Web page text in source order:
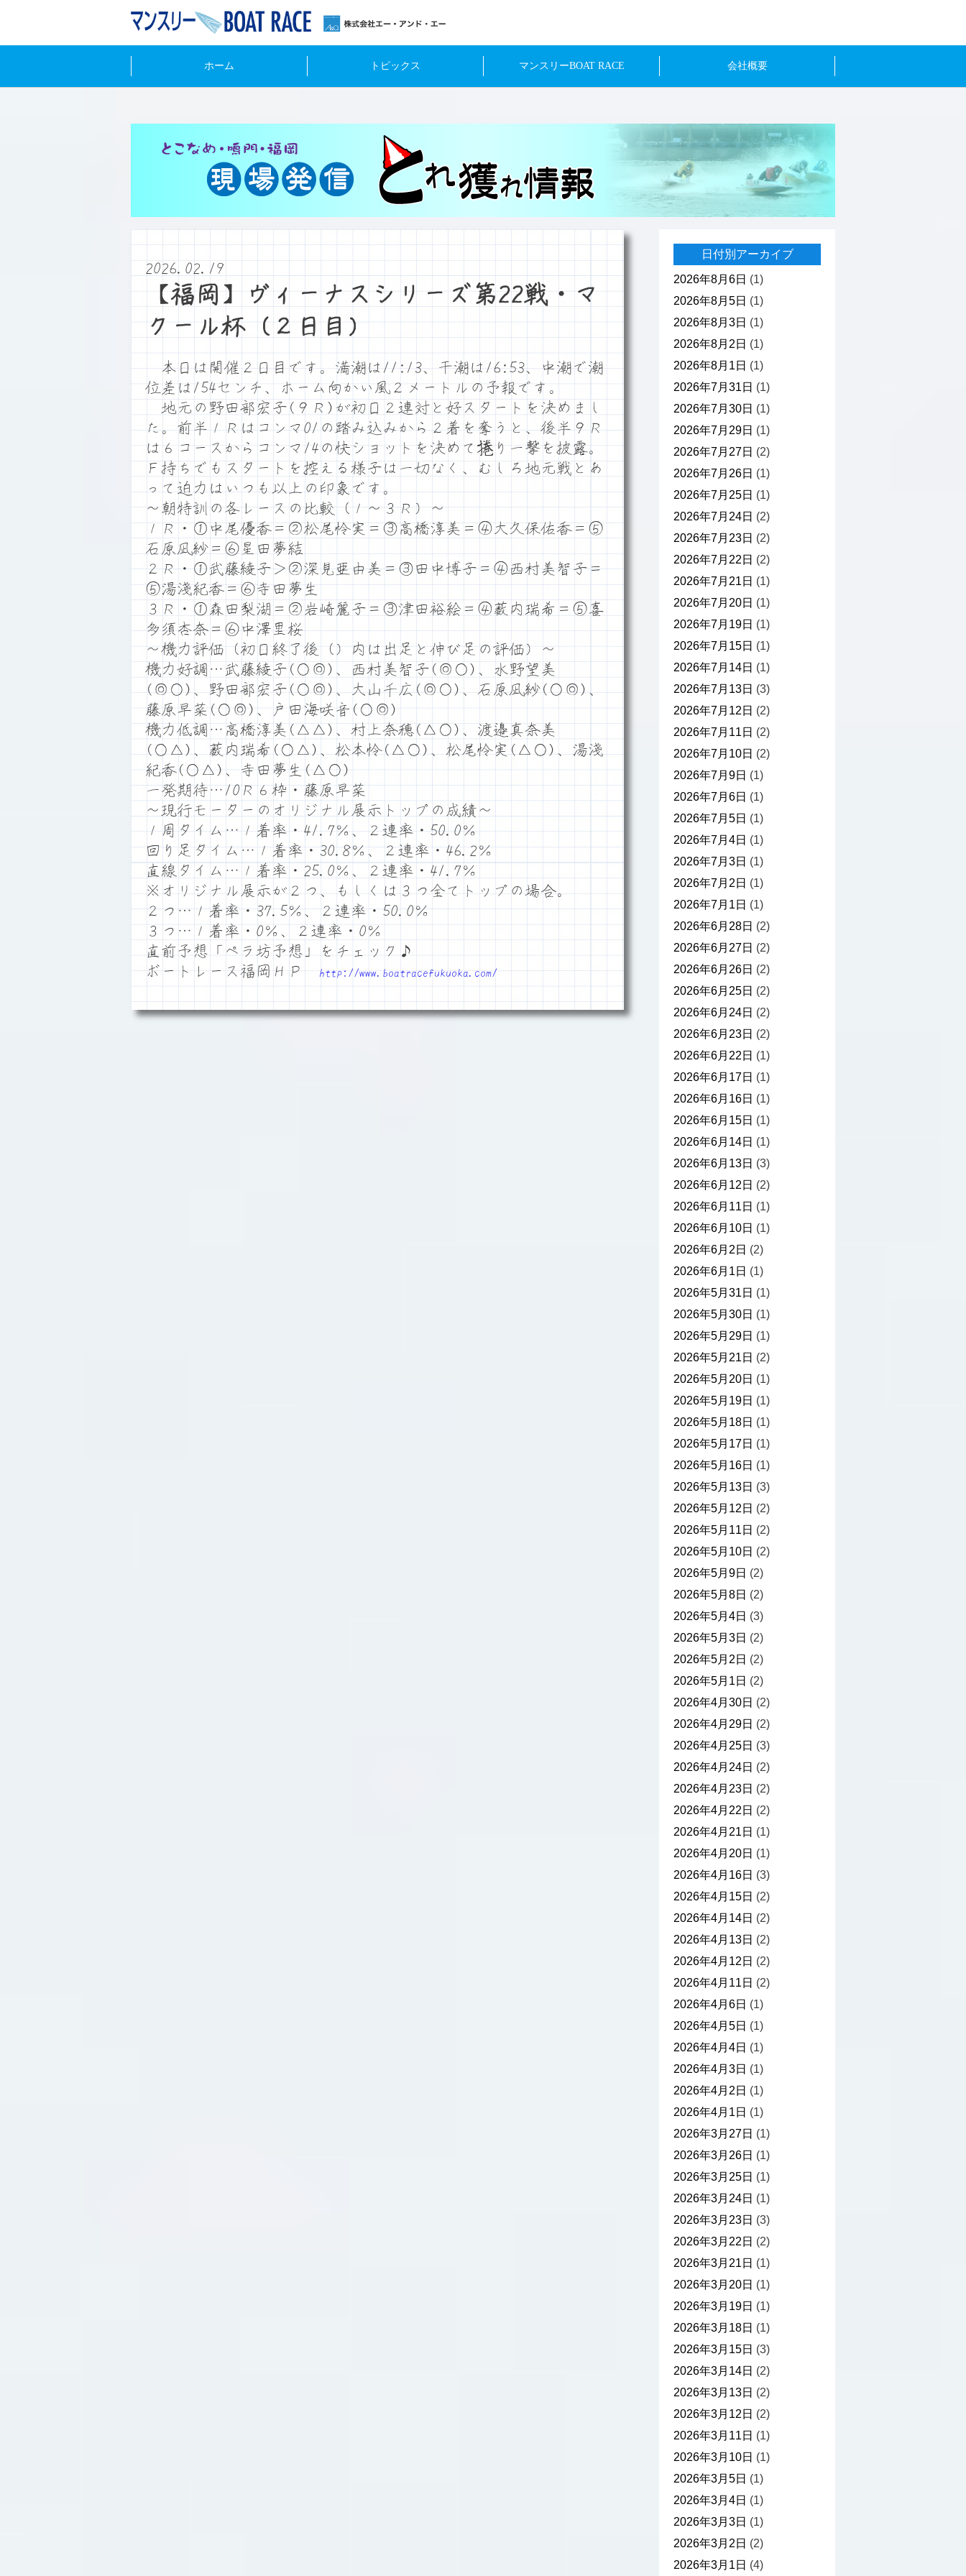
ホーム トピックス マンスリーBOAT RACE 会社概要
2026.02.19
【福岡】ヴィーナスシリーズ第22戦・マ
クール杯（２日目）
本日は開催２日目です。満潮は11:13、干潮は16:53、中潮で潮
位差は154センチ、ホーム向かい風２メートルの予報です。
地元の野田部宏子(９Ｒ)が初日２連対と好スタートを決めまし
た。前半１Ｒはコンマ01の踏み込みから２着を奪うと、後半９Ｒ
は６コースからコンマ14の快ショットを決めて捲り一撃を披露。
Ｆ持ちでもスタートを控える様子は一切なく、むしろ地元戦とあ
って迫力はいつも以上の印象です。
～朝特訓の各レースの比較（１～３Ｒ）～
１Ｒ・①中尾優香＝②松尾怜実＝③高橋淳美＝④大久保佑香＝⑤
石原凪紗＝⑥星田夢結
２Ｒ・①武藤綾子＞②深見亜由美＝③田中博子＝④西村美智子＝
⑤湯淺紀香＝⑥寺田夢生
３Ｒ・①森田梨湖＝②岩崎麗子＝③津田裕絵＝④薮内瑞希＝⑤喜
多須杏奈＝⑥中澤里桜
～機力評価（初日終了後（）内は出足と伸び足の評価）～
機力好調…武藤綾子(○◎)、西村美智子(◎○)、水野望美
(◎○)、野田部宏子(○◎)、大山千広(◎○)、石原凪紗(○◎)、
藤原早菜(○◎)、戸田海咲音(○◎)
機力低調…高橋淳美(△△)、村上奈穂(△○)、渡邉真奈美
(○△)、薮内瑞希(○△)、松本怜(△○)、松尾怜実(△○)、湯淺
紀香(○△)、寺田夢生(△○)
一発期待…10Ｒ６枠・藤原早菜
～現行モーターのオリジナル展示トップの成績～
１周タイム…１着率・41.7％、２連率・50.0％
回り足タイム…１着率・30.8％、２連率・46.2％
直線タイム…１着率・25.0％、２連率・41.7％
※オリジナル展示が２つ、もしくは３つ全てトップの場合。
２つ…１着率・37.5％、２連率・50.0％
３つ…１着率・0％、２連率・0％
直前予想「ペラ坊予想」をチェック♪
ボートレース福岡ＨＰ
http://www.boatracefukuoka.com/
日付別アーカイブ
2026年8月6日 (1)
2026年8月5日 (1)
2026年8月3日 (1)
2026年8月2日 (1)
2026年8月1日 (1)
2026年7月31日 (1)
2026年7月30日 (1)
2026年7月29日 (1)
2026年7月27日 (2)
2026年7月26日 (1)
2026年7月25日 (1)
2026年7月24日 (2)
2026年7月23日 (2)
2026年7月22日 (2)
2026年7月21日 (1)
2026年7月20日 (1)
2026年7月19日 (1)
2026年7月15日 (1)
2026年7月14日 (1)
2026年7月13日 (3)
2026年7月12日 (2)
2026年7月11日 (2)
2026年7月10日 (2)
2026年7月9日 (1)
2026年7月6日 (1)
2026年7月5日 (1)
2026年7月4日 (1)
2026年7月3日 (1)
2026年7月2日 (1)
2026年7月1日 (1)
2026年6月28日 (2)
2026年6月27日 (2)
2026年6月26日 (2)
2026年6月25日 (2)
2026年6月24日 (2)
2026年6月23日 (2)
2026年6月22日 (1)
2026年6月17日 (1)
2026年6月16日 (1)
2026年6月15日 (1)
2026年6月14日 (1)
2026年6月13日 (3)
2026年6月12日 (2)
2026年6月11日 (1)
2026年6月10日 (1)
2026年6月2日 (2)
2026年6月1日 (1)
2026年5月31日 (1)
2026年5月30日 (1)
2026年5月29日 (1)
2026年5月21日 (2)
2026年5月20日 (1)
2026年5月19日 (1)
2026年5月18日 (1)
2026年5月17日 (1)
2026年5月16日 (1)
2026年5月13日 (3)
2026年5月12日 (2)
2026年5月11日 (2)
2026年5月10日 (2)
2026年5月9日 (2)
2026年5月8日 (2)
2026年5月4日 (3)
2026年5月3日 (2)
2026年5月2日 (2)
2026年5月1日 (2)
2026年4月30日 (2)
2026年4月29日 (2)
2026年4月25日 (3)
2026年4月24日 (2)
2026年4月23日 (2)
2026年4月22日 (2)
2026年4月21日 (1)
2026年4月20日 (1)
2026年4月16日 (3)
2026年4月15日 (2)
2026年4月14日 (2)
2026年4月13日 (2)
2026年4月12日 (2)
2026年4月11日 (2)
2026年4月6日 (1)
2026年4月5日 (1)
2026年4月4日 (1)
2026年4月3日 (1)
2026年4月2日 (1)
2026年4月1日 (1)
2026年3月27日 (1)
2026年3月26日 (1)
2026年3月25日 (1)
2026年3月24日 (1)
2026年3月23日 (3)
2026年3月22日 (2)
2026年3月21日 (1)
2026年3月20日 (1)
2026年3月19日 (1)
2026年3月18日 (1)
2026年3月15日 (3)
2026年3月14日 (2)
2026年3月13日 (2)
2026年3月12日 (2)
2026年3月11日 (1)
2026年3月10日 (1)
2026年3月5日 (1)
2026年3月4日 (1)
2026年3月3日 (1)
2026年3月2日 (2)
2026年3月1日 (4)